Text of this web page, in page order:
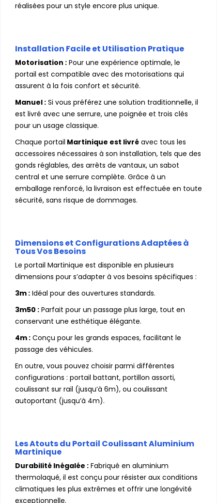
réalisées pour un style encore plus unique.
Installation Facile et Utilisation Pratique
Motorisation : Pour une expérience optimale, le
portail est compatible avec des motorisations qui
assurent à la fois confort et sécurité.
Manuel : Si vous préférez une solution traditionnelle, il
est livré avec une serrure, une poignée et trois clés
pour un usage classique.
Chaque portail Martinique est livré avec tous les
accessoires nécessaires à son installation, tels que des
gonds réglables, des arrêts de vantaux, un sabot
central et une serrure complète. Grâce à un
emballage renforcé, la livraison est effectuée en toute
sécurité, sans risque de dommages.
Dimensions et Configurations Adaptées à
Tous Vos Besoins
Le portail Martinique est disponible en plusieurs
dimensions pour s’adapter à vos besoins spécifiques :
3m : Idéal pour des ouvertures standards.
3m50 : Parfait pour un passage plus large, tout en
conservant une esthétique élégante.
4m : Conçu pour les grands espaces, facilitant le
passage des véhicules.
En outre, vous pouvez choisir parmi différentes
configurations : portail battant, portillon assorti,
coulissant sur rail (jusqu’à 6m), ou coulissant
autoportant (jusqu’à 4m).
Les Atouts du Portail Coulissant Aluminium
Martinique
Durabilité Inégalée : Fabriqué en aluminium
thermolaqué, il est conçu pour résister aux conditions
climatiques les plus extrêmes et offrir une longévité
exceptionnelle.